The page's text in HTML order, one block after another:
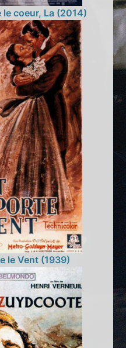
coeur, La (2014)
le Vent (1939)